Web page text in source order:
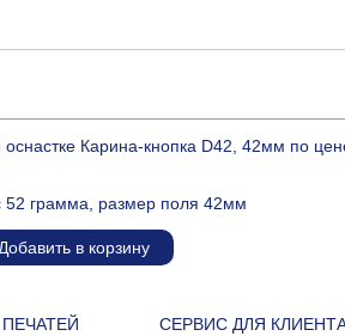
Карина-кнопка D42, 42мм по
грамма, размер поля 42мм
Добавить в корзину
СЕРВИС ДЛЯ